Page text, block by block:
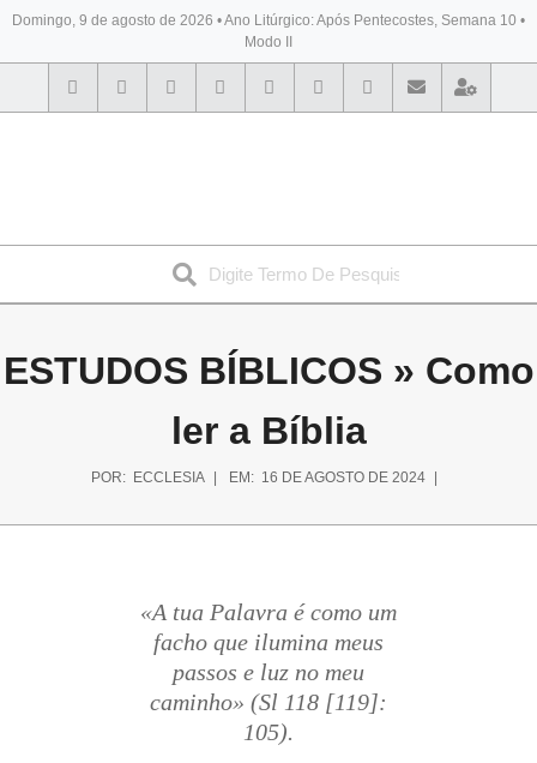
Domingo, 9 de agosto de 2026 • Ano Litúrgico: Após Pentecostes, Semana 10 •
Modo II
BYBLOS
ESTUDOS BÍBLICOS » Como
ler a Bíblia
POR: ECCLESIA EM: 16 DE AGOSTO DE 2024
«A tua Palavra é como um
facho que ilumina meus
passos e luz no meu
caminho» (Sl 118 [119]:
105).